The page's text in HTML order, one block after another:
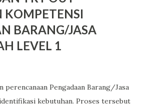
KOMPETENSI
BARANG/JASA
LEVEL 1
perencanaan Pengadaan Barang/Jasa
kebutuhan. Proses tersebut